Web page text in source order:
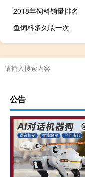
2018年饲料销量排名
鱼饲料多久喂一次
公告